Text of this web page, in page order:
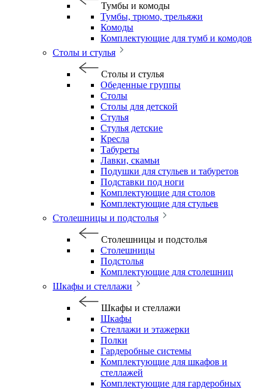
Тумбы и комоды
Тумбы, трюмо, трельяжи
Комоды
Комплектующие для тумб и комодов
Столы и стулья
Столы и стулья
Обеденные группы
Столы
Столы для детской
Стулья
Стулья детские
Кресла
Табуреты
Лавки, скамьи
Подушки для стульев и табуретов
Подставки под ноги
Комплектующие для столов
Комплектующие для стульев
Столешницы и подстолья
Столешницы и подстолья
Столешницы
Подстолья
Комплектующие для столешниц
Шкафы и стеллажи
Шкафы и стеллажи
Шкафы
Стеллажи и этажерки
Полки
Гардеробные системы
Комплектующие для шкафов и
стеллажей
Комплектующие для гардеробных